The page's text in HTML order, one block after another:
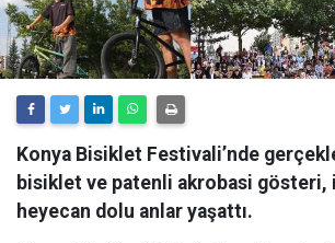
Konya Bisiklet Festivali’nde
bisiklet ve patenli akrobasi gösteri,
heyecan dolu anlar yaşattı.